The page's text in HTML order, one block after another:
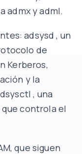
admx y adml.
adsysd , un
de
Kerberos,
y la
, una
controla el
que siguen